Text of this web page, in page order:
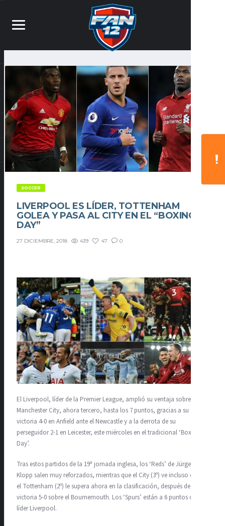
SOCCER
LIVERPOOL ES LÍDER, TOTTENHAM
GOLEA Y PASA AL CITY EN EL “BOXING
DAY”
27 DICIEMBRE, 2018 439 47 0
El Liverpool, líder de la Premier League, amplió su ventaja sobre el
Manchester City, ahora tercero, hasta los 7 puntos, gracias a su
victoria 4-0 en Anfield ante el Newcastle y a la derrota de su
perseguidor 2-1 en Leicester, este miércoles en el tradicional ‘Boxing
Day’.
Tras estos partidos de la 19ª jornada inglesa, los ‘Reds’ de Jürgen
Klopp salen muy reforzados, mientras que el City (3º) ve incluso cómo
el Tottenham (2º) le supera ahora en la clasificación, después de su
victoria 5-0 sobre el Bournemouth. Los ‘Spurs’ están a 6 puntos del
líder Liverpool.